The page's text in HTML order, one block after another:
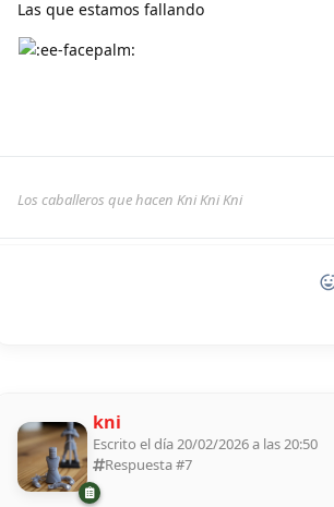
Las que estamos fallando
Los caballeros que hacen Kni Kni Kni
kni
Escrito el día 20/02/2026 a las 20:50
Respuesta #7